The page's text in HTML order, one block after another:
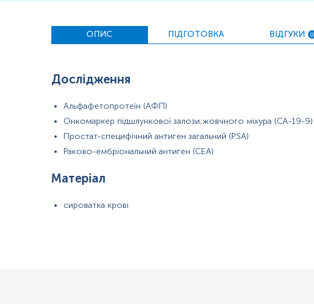
ОПИС ПІДГОТОВКА ВІДГУКИ 0
Дослідження
Альфафетопротеїн (АФП)
Онкомаркер підшлункової залози,жовчного міхура (СА-19-9)
Простат-специфічний антиген загальний (PSA)
Раково-ембріональний антиген (СЕА)
Матеріал
сироватка крові